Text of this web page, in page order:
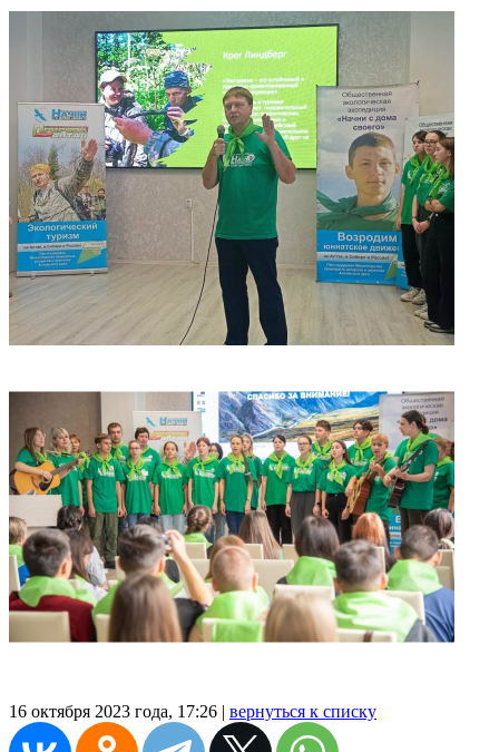
16 октября 2023 года, 17:26 | вернуться к списку